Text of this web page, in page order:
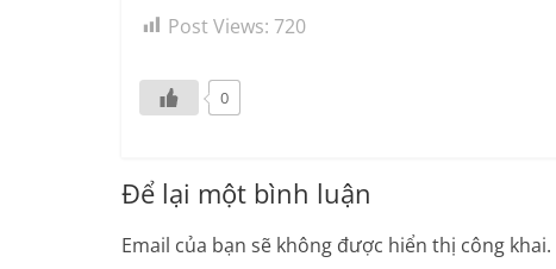
Post Views: 720
0
Để lại một bình luận
Email của bạn sẽ không được hiển thị công khai.